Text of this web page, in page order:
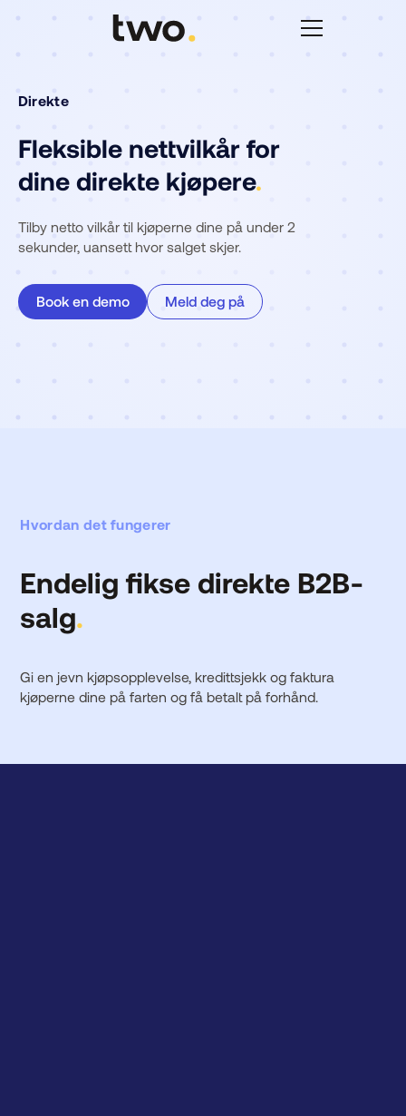
Direkte
Fleksible nettvilkår for
dine direkte kjøpere.
Tilby netto vilkår til kjøperne dine på under 2
sekunder, uansett hvor salget skjer.
Book en demo Meld deg på
Hvordan det fungerer
Endelig fikse direkte B2B-
salg.
Gi en jevn kjøpsopplevelse, kredittsjekk og faktura
kjøperne dine på farten og få betalt på forhånd.